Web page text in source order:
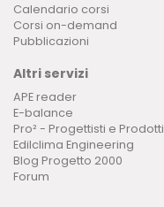
Calendario corsi
Corsi on-demand
Pubblicazioni
Altri servizi
APE reader
E-balance
Pro² - Progettisti e Prodotti
Edilclima Engineering
Blog Progetto 2000
Forum